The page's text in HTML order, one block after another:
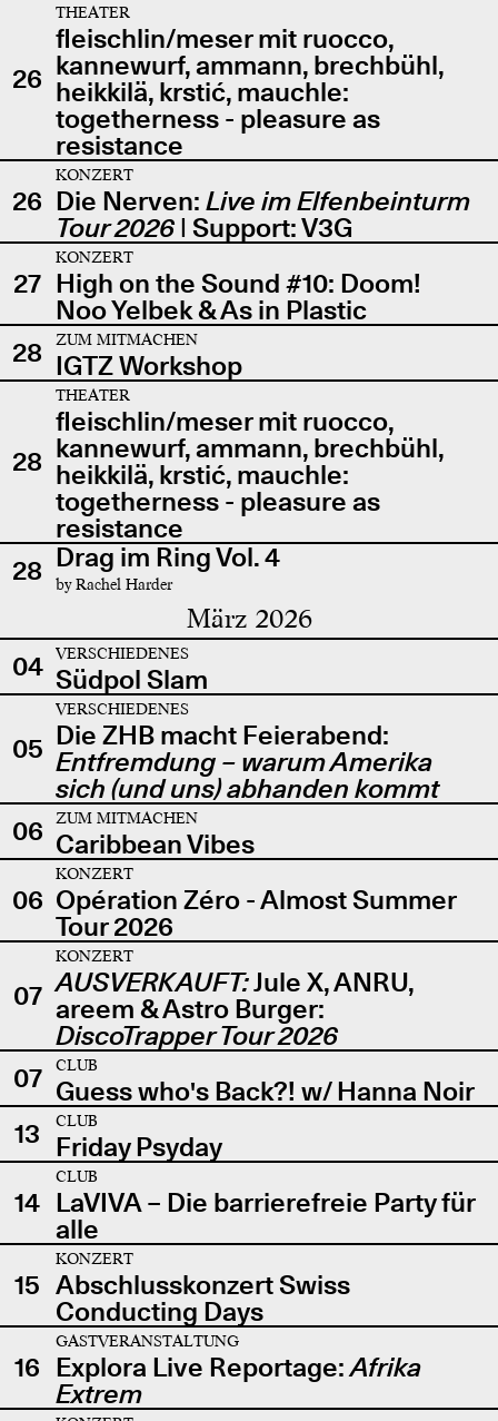
26
THEATER
fleischlin/meser mit ruocco,
kannewurf, ammann, brechbühl,
heikkilä, krstić, mauchle:
togetherness - pleasure as
resistance
26
KONZERT
Die Nerven: Live im Elfenbeinturm
Tour 2026| Support: V3G
27
KONZERT
High on the Sound #10: Doom!
Noo Yelbek & As in Plastic
28
ZUM MITMACHEN
IGTZ Workshop
28
THEATER
fleischlin/meser mit ruocco,
kannewurf, ammann, brechbühl,
heikkilä, krstić, mauchle:
togetherness - pleasure as
resistance
28 Drag im Ring Vol. 4
by Rachel Harder
März 2026
04 VERSCHIEDENES
Südpol Slam
05
VERSCHIEDENES
Die ZHB macht Feierabend:
Entfremdung – warum Amerika
sich (und uns) abhanden kommt
06
ZUM MITMACHEN
Caribbean Vibes
06
KONZERT
Opération Zéro - Almost Summer
Tour 2026
07
KONZERT
AUSVERKAUFT:Jule X, ANRU,
areem & Astro Burger:
DiscoTrapper Tour 2026
07
CLUB
Guess who's Back?! w/ Hanna Noir
13
CLUB
Friday Psyday
14
CLUB
LaVIVA – Die barrierefreie Party für
alle
15
KONZERT
Abschlusskonzert Swiss
Conducting Days
16
GASTVERANSTALTUNG
Explora Live Reportage:Afrika
Extrem